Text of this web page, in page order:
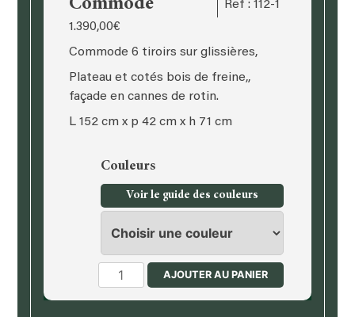
Commode
Ref : 112-1
1.390,00€
Commode 6 tiroirs sur glissières,
Plateau et cotés bois de freine,,
façade en cannes de rotin.
L 152 cm x p 42 cm x h 71 cm
Couleurs
Voir le guide des couleurs
quantité
de
AJOUTER AU PANIER